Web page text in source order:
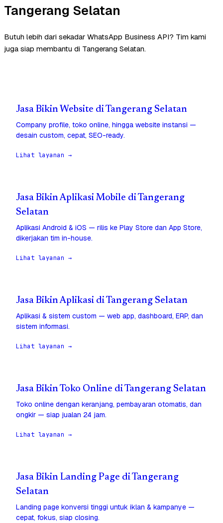
Tangerang Selatan
Butuh lebih dari sekadar WhatsApp Business API? Tim kami
juga siap membantu di Tangerang Selatan.
Jasa Bikin Website di Tangerang Selatan
Company profile, toko online, hingga website instansi —
desain custom, cepat, SEO-ready.
Lihat layanan →
Jasa Bikin Aplikasi Mobile di Tangerang
Selatan
Aplikasi Android & iOS — rilis ke Play Store dan App Store,
dikerjakan tim in-house.
Lihat layanan →
Jasa Bikin Aplikasi di Tangerang Selatan
Aplikasi & sistem custom — web app, dashboard, ERP, dan
sistem informasi.
Lihat layanan →
Jasa Bikin Toko Online di Tangerang Selatan
Toko online dengan keranjang, pembayaran otomatis, dan
ongkir — siap jualan 24 jam.
Lihat layanan →
Jasa Bikin Landing Page di Tangerang
Selatan
Landing page konversi tinggi untuk iklan & kampanye —
cepat, fokus, siap closing.